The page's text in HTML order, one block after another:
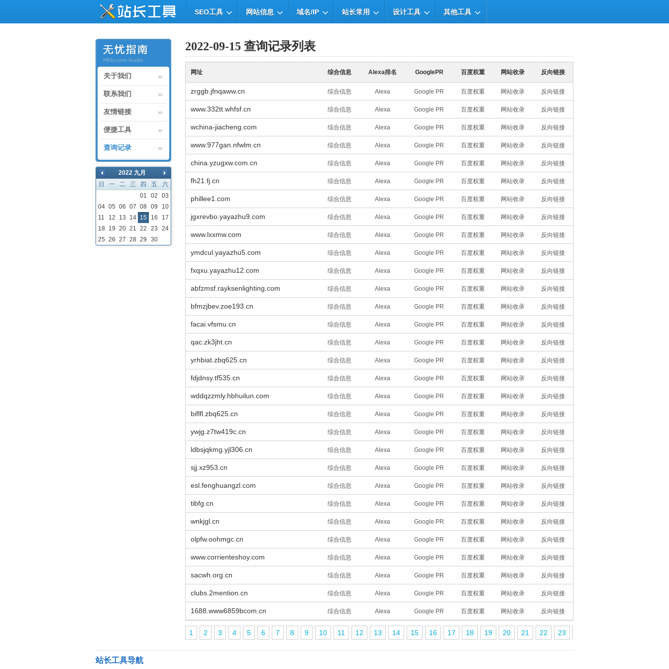
SEO工具 网站信息 域名/IP 站长常用 设计工具 其他工具
关于我们
联系我们
友情链接
便捷工具
查询记录
2022 九月
日
一 二 三 四 五
六
01
02
03
04 05 06 07 08 09
10
11
12 13 14 15 16
17
18
19 20 21 22 23
24
25 26 27 28 29 30
2022-09-15 查询记录列表
网址 综合信息 Alexa排名 GooglePR 百度权重 网站收录 反向链接
zrggb.jfnqaww.cn 综合信息 Alexa Google PR 百度权重 网站收录 反向链接
www.332tt.whfsf.cn 综合信息 Alexa Google PR 百度权重 网站收录 反向链接
wchina-jiacheng.com 综合信息 Alexa Google PR 百度权重 网站收录 反向链接
www.977gan.nfwlm.cn 综合信息 Alexa Google PR 百度权重 网站收录 反向链接
china.yzugxw.com.cn 综合信息 Alexa Google PR 百度权重 网站收录 反向链接
fh21.fj.cn 综合信息 Alexa Google PR 百度权重 网站收录 反向链接
phillee1.com 综合信息 Alexa Google PR 百度权重 网站收录 反向链接
jgxrevbo.yayazhu9.com 综合信息 Alexa Google PR 百度权重 网站收录 反向链接
www.lxxmw.com 综合信息 Alexa Google PR 百度权重 网站收录 反向链接
ymdcul.yayazhu5.com 综合信息 Alexa Google PR 百度权重 网站收录 反向链接
fxqxu.yayazhu12.com 综合信息 Alexa Google PR 百度权重 网站收录 反向链接
abfzmsf.rayksenlighting.com 综合信息 Alexa Google PR 百度权重 网站收录 反向链接
bfmzjbev.zoe193.cn 综合信息 Alexa Google PR 百度权重 网站收录 反向链接
facai.vfsmu.cn 综合信息 Alexa Google PR 百度权重 网站收录 反向链接
qac.zk3jht.cn 综合信息 Alexa Google PR 百度权重 网站收录 反向链接
yrhbiat.zbq625.cn 综合信息 Alexa Google PR 百度权重 网站收录 反向链接
fdjdnsy.tf535.cn 综合信息 Alexa Google PR 百度权重 网站收录 反向链接
wddqzzmly.hbhuilun.com 综合信息 Alexa Google PR 百度权重 网站收录 反向链接
biflfl.zbq625.cn 综合信息 Alexa Google PR 百度权重 网站收录 反向链接
ywjg.z7tw419c.cn 综合信息 Alexa Google PR 百度权重 网站收录 反向链接
ldbsjqkmg.yjl306.cn 综合信息 Alexa Google PR 百度权重 网站收录 反向链接
sjj.xz953.cn 综合信息 Alexa Google PR 百度权重 网站收录 反向链接
esl.fenghuangzl.com 综合信息 Alexa Google PR 百度权重 网站收录 反向链接
tibfg.cn 综合信息 Alexa Google PR 百度权重 网站收录 反向链接
wnkjgl.cn 综合信息 Alexa Google PR 百度权重 网站收录 反向链接
olpfw.oohmgc.cn 综合信息 Alexa Google PR 百度权重 网站收录 反向链接
www.corrienteshoy.com 综合信息 Alexa Google PR 百度权重 网站收录 反向链接
sacwh.org.cn 综合信息 Alexa Google PR 百度权重 网站收录 反向链接
clubs.2mention.cn 综合信息 Alexa Google PR 百度权重 网站收录 反向链接
1688.www6859bcom.cn 综合信息 Alexa Google PR 百度权重 网站收录 反向链接
1 2 3 4 5 6 7 8 9 10 11 12 13 14 15 16 17 18 19 20 21 22 23
站长工具导航